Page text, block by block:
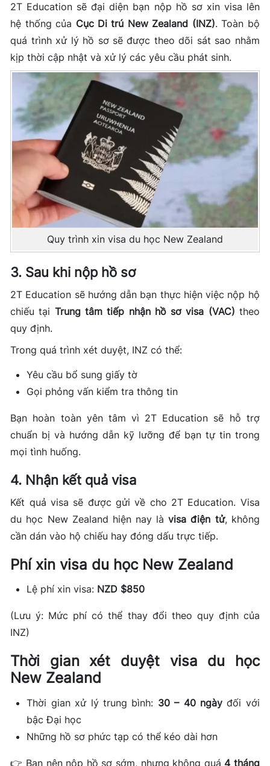
2T Education sẽ đại diện bạn nộp hồ sơ xin visa lên
hệ thống của Cục Di trú New Zealand (INZ). Toàn bộ
quá trình xử lý hồ sơ sẽ được theo dõi sát sao nhằm
kịp thời cập nhật và xử lý các yêu cầu phát sinh.
Quy trình xin visa du học New Zealand
3. Sau khi nộp hồ sơ
2T Education sẽ hướng dẫn bạn thực hiện việc nộp hộ
chiếu tại Trung tâm tiếp nhận hồ sơ visa (VAC) theo
quy định.
Trong quá trình xét duyệt, INZ có thể:
Yêu cầu bổ sung giấy tờ
Gọi phỏng vấn kiểm tra thông tin
Bạn hoàn toàn yên tâm vì 2T Education sẽ hỗ trợ
chuẩn bị và hướng dẫn kỹ lưỡng để bạn tự tin trong
mọi tình huống.
4. Nhận kết quả visa
Kết quả visa sẽ được gửi về cho 2T Education. Visa
du học New Zealand hiện nay làvisa điện tử, không
cần dán vào hộ chiếu hay đóng dấu trực tiếp.
Phí xin visa du học New Zealand
Lệ phí xin visa: NZD $850
(Lưu ý: Mức phí có thể thay đổi theo quy định của
INZ)
Thời gian xét duyệt visa du học
New Zealand
Thời gian xử lý trung bình: 30 – 40 ngàyđối với
bậc Đại học
Những hồ sơ phức tạp có thể kéo dài hơn
👉 Bạn nên nộp hồ sơ sớm, nhưng không quá 4 tháng